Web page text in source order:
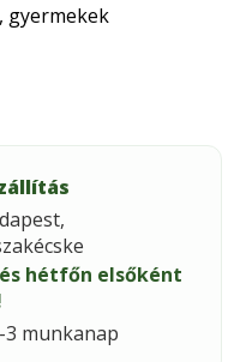
gyermekek
hétfőn elsőként
munkanap